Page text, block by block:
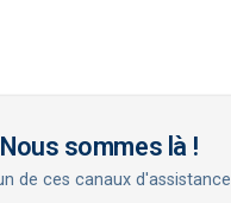
sommes là !
de ces canaux d'assistance